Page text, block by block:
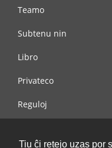
Tiu ĉi retejo uzas por
Teamo
Subtenu nin
Libro
Privateco
Reguloj